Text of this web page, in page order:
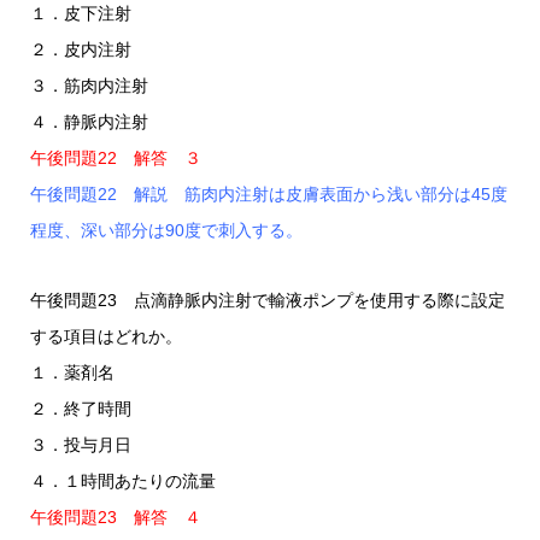
１．皮下注射
２．皮内注射
３．筋肉内注射
４．静脈内注射
午後問題22 解答 ３
午後問題22 解説 筋肉内注射は皮膚表面から浅い部分は45度
程度、深い部分は90度で刺入する。
午後問題23 点滴静脈内注射で輸液ポンプを使用する際に設定
する項目はどれか。
１．薬剤名
２．終了時間
３．投与月日
４．１時間あたりの流量
午後問題23 解答 ４